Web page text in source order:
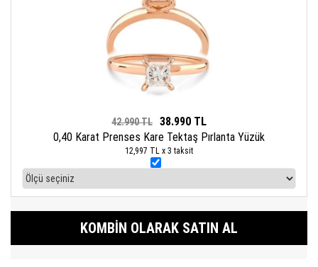
42.990 TL
38.990 TL
0,40 Karat Prenses Kare Tektaş Pırlanta Yüzük
12,997 TL x 3 taksit
KOMBIN OLARAK SATIN AL